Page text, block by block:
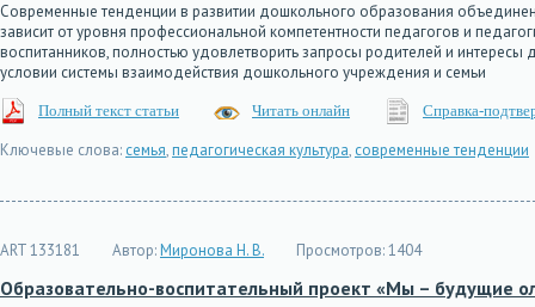
Современные тенденции в развитии дошкольного образования
зависит от уровня профессиональной компетентности педагогов и
воспитанников, полностью удовлетворить запросы родителей и
условии системы взаимодействия дошкольного учреждения и семьи
Полный текст статьи Читать онлайн Справка-
Ключевые слова: семья,педагогическая культура, современные тенденции
ART 133181 Автор:Миронова Н. В. Просмотров:1404
Образовательно-воспитательный проект «Мы – будущие